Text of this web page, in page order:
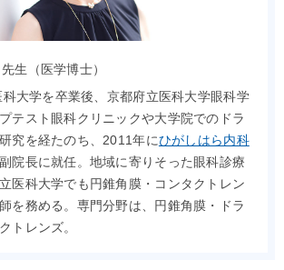
生（医学博士）
大学を卒業後、京都府立医科大学眼科学
テスト眼科クリニックや大学院でのドラ
究を経たのち、2011年にひがしはら内科
副院長に就任。地域に寄りそった眼科診療
医科大学でも円錐角膜・コンタクトレン
を務める。専門分野は、円錐角膜・ドラ
トレンズ。